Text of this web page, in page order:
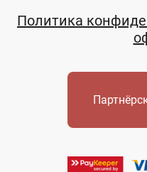
Политика